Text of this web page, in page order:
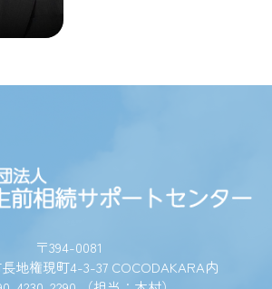
〒394-0081
地権現町4-3-37 COCODAKARA内